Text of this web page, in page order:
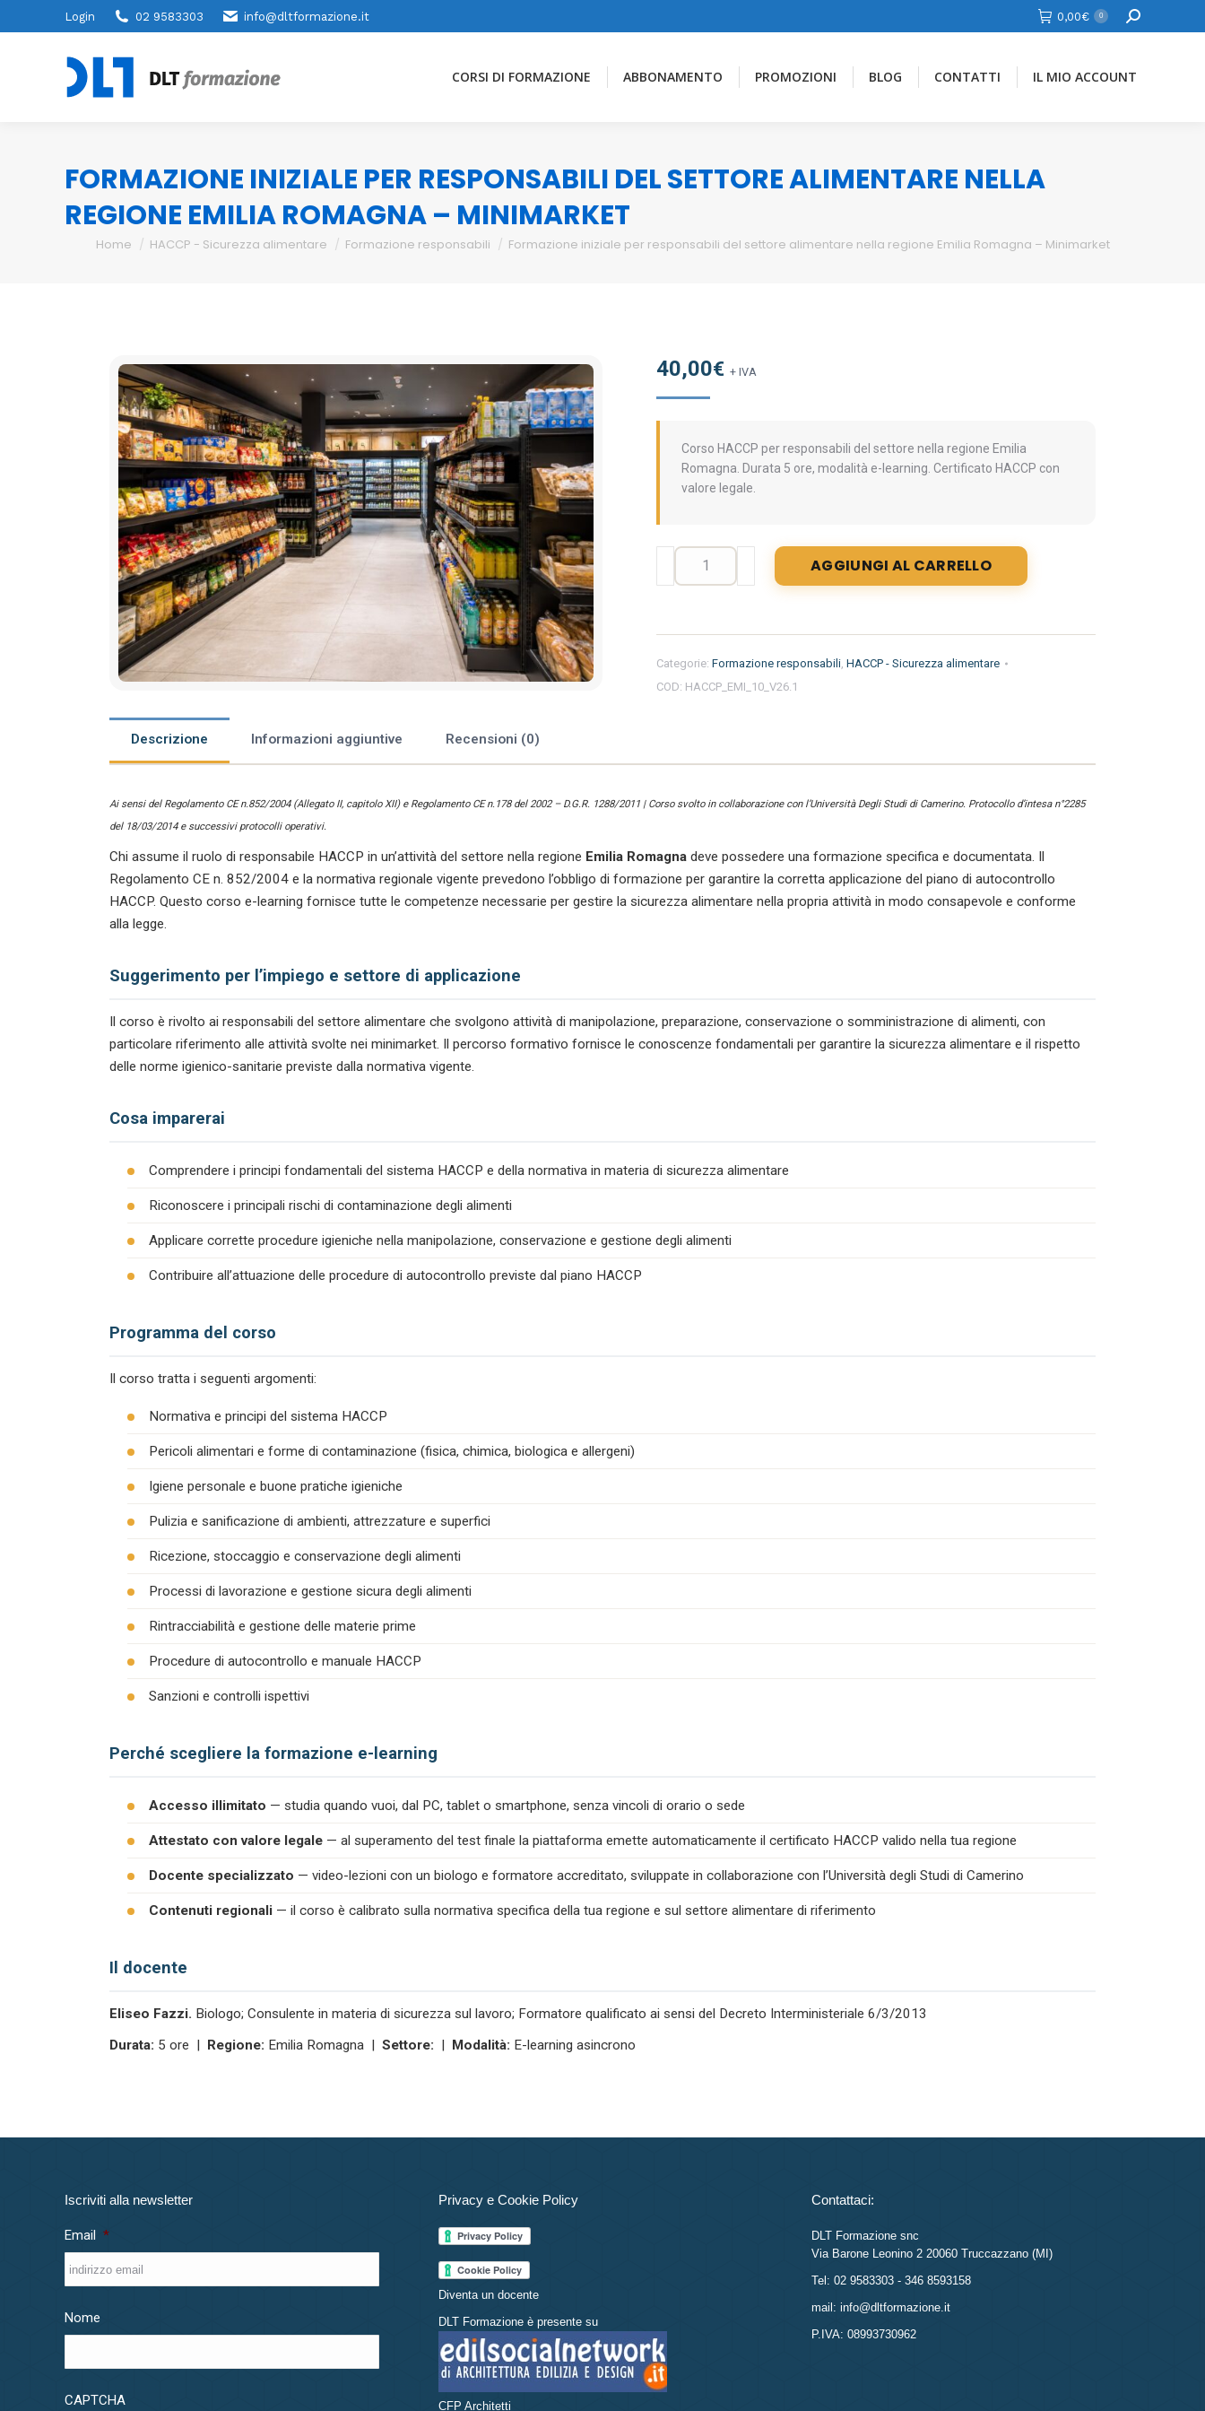
Login 02 9583303 info@dltformazione.it 0,00€ 0 Cerca
CORSI DI FORMAZIONE ABBONAMENTO PROMOZIONI BLOG CONTATTI IL MIO ACCOUNT
FORMAZIONE INIZIALE PER RESPONSABILI DEL SETTORE ALIMENTARE NELLA
REGIONE EMILIA ROMAGNA – MINIMARKET
You are here:
Home HACCP - Sicurezza alimentare Formazione responsabili Formazione iniziale per responsabili del settore alimentare nella regione Emilia Romagna – Minimarket
40,00€ + IVA
Corso HACCP per responsabili del settore nella regione Emilia
Romagna. Durata 5 ore, modalità e-learning. Certificato HACCP con
valore legale.
Formazione
del
alimentare
nella
quantità
AGGIUNGI AL CARRELLO
Categorie: Formazione responsabili, HACCP - Sicurezza alimentare
COD: HACCP_EMI_10_V26.1
Descrizione Informazioni aggiuntive Recensioni (0)
Ai sensi del Regolamento CE n.852/2004 (Allegato II, capitolo XII) e Regolamento CE n.178 del 2002 – D.G.R. 1288/2011 | Corso svolto in collaborazione con l’Università Degli Studi di Camerino. Protocollo d’intesa n°2285
del 18/03/2014 e successivi protocolli operativi.
Chi assume il ruolo di responsabile HACCP in un’attività del settore nella regione Emilia Romagna deve possedere una formazione specifica e documentata. Il
Regolamento CE n. 852/2004 e la normativa regionale vigente prevedono l’obbligo di formazione per garantire la corretta applicazione del piano di autocontrollo
HACCP. Questo corso e-learning fornisce tutte le competenze necessarie per gestire la sicurezza alimentare nella propria attività in modo consapevole e conforme
alla legge.
Suggerimento per l’impiego e settore di applicazione
Il corso è rivolto ai responsabili del settore alimentare che svolgono attività di manipolazione, preparazione, conservazione o somministrazione di alimenti, con
particolare riferimento alle attività svolte nei minimarket. Il percorso formativo fornisce le conoscenze fondamentali per garantire la sicurezza alimentare e il rispetto
delle norme igienico-sanitarie previste dalla normativa vigente.
Cosa imparerai
Comprendere i principi fondamentali del sistema HACCP e della normativa in materia di sicurezza alimentare
Riconoscere i principali rischi di contaminazione degli alimenti
Applicare corrette procedure igieniche nella manipolazione, conservazione e gestione degli alimenti
Contribuire all’attuazione delle procedure di autocontrollo previste dal piano HACCP
Programma del corso
Il corso tratta i seguenti argomenti:
Normativa e principi del sistema HACCP
Pericoli alimentari e forme di contaminazione (fisica, chimica, biologica e allergeni)
Igiene personale e buone pratiche igieniche
Pulizia e sanificazione di ambienti, attrezzature e superfici
Ricezione, stoccaggio e conservazione degli alimenti
Processi di lavorazione e gestione sicura degli alimenti
Rintracciabilità e gestione delle materie prime
Procedure di autocontrollo e manuale HACCP
Sanzioni e controlli ispettivi
Perché scegliere la formazione e-learning
Accesso illimitato — studia quando vuoi, dal PC, tablet o smartphone, senza vincoli di orario o sede
Attestato con valore legale — al superamento del test finale la piattaforma emette automaticamente il certificato HACCP valido nella tua regione
Docente specializzato — video-lezioni con un biologo e formatore accreditato, sviluppate in collaborazione con l’Università degli Studi di Camerino
Contenuti regionali — il corso è calibrato sulla normativa specifica della tua regione e sul settore alimentare di riferimento
Il docente
Eliseo Fazzi. Biologo; Consulente in materia di sicurezza sul lavoro; Formatore qualificato ai sensi del Decreto Interministeriale 6/3/2013
Durata: 5 ore | Regione: Emilia Romagna | Settore: | Modalità: E-learning asincrono
Iscriviti alla newsletter
Email *
Nome
CAPTCHA
Privacy e Cookie Policy
Diventa un docente
DLT Formazione è presente su
CFP Architetti
Contattaci:
DLT Formazione snc
Via Barone Leonino 2 20060 Truccazzano (MI)
Tel: 02 9583303 - 346 8593158
mail: info@dltformazione.it
P.IVA: 08993730962